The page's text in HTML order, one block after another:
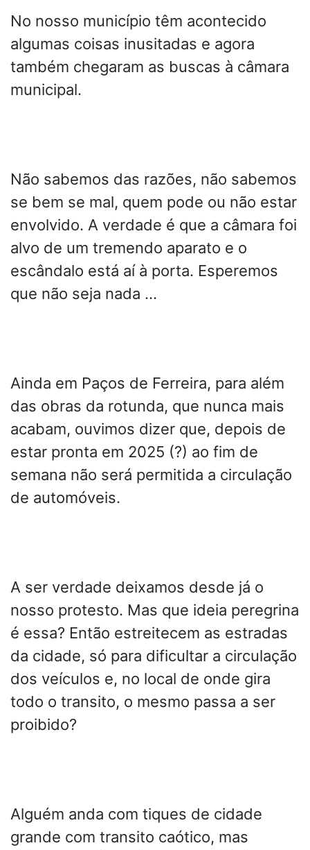
No nosso município têm acontecido
algumas coisas inusitadas e agora
também chegaram as buscas à câmara
municipal.
Não sabemos das razões, não sabemos
se bem se mal, quem pode ou não estar
envolvido. A verdade é que a câmara foi
alvo de um tremendo aparato e o
escândalo está aí à porta. Esperemos
que não seja nada …
Ainda em Paços de Ferreira, para além
das obras da rotunda, que nunca mais
acabam, ouvimos dizer que, depois de
estar pronta em 2025 (?) ao fim de
semana não será permitida a circulação
de automóveis.
A ser verdade deixamos desde já o
nosso protesto. Mas que ideia peregrina
é essa? Então estreitecem as estradas
da cidade, só para dificultar a circulação
dos veículos e, no local de onde gira
todo o transito, o mesmo passa a ser
proibido?
Alguém anda com tiques de cidade
grande com transito caótico, mas